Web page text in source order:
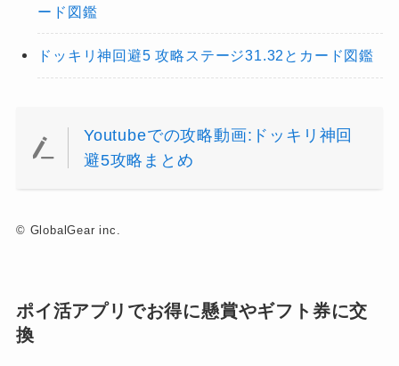
ード図鑑
ドッキリ神回避5 攻略ステージ31.32とカード図鑑
Youtubeでの攻略動画:ドッキリ神回
避5攻略まとめ
© GlobalGear inc.